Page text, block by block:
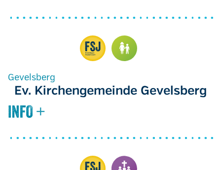
Gevelsberg
Ev. Kirchengemeinde Gevelsberg